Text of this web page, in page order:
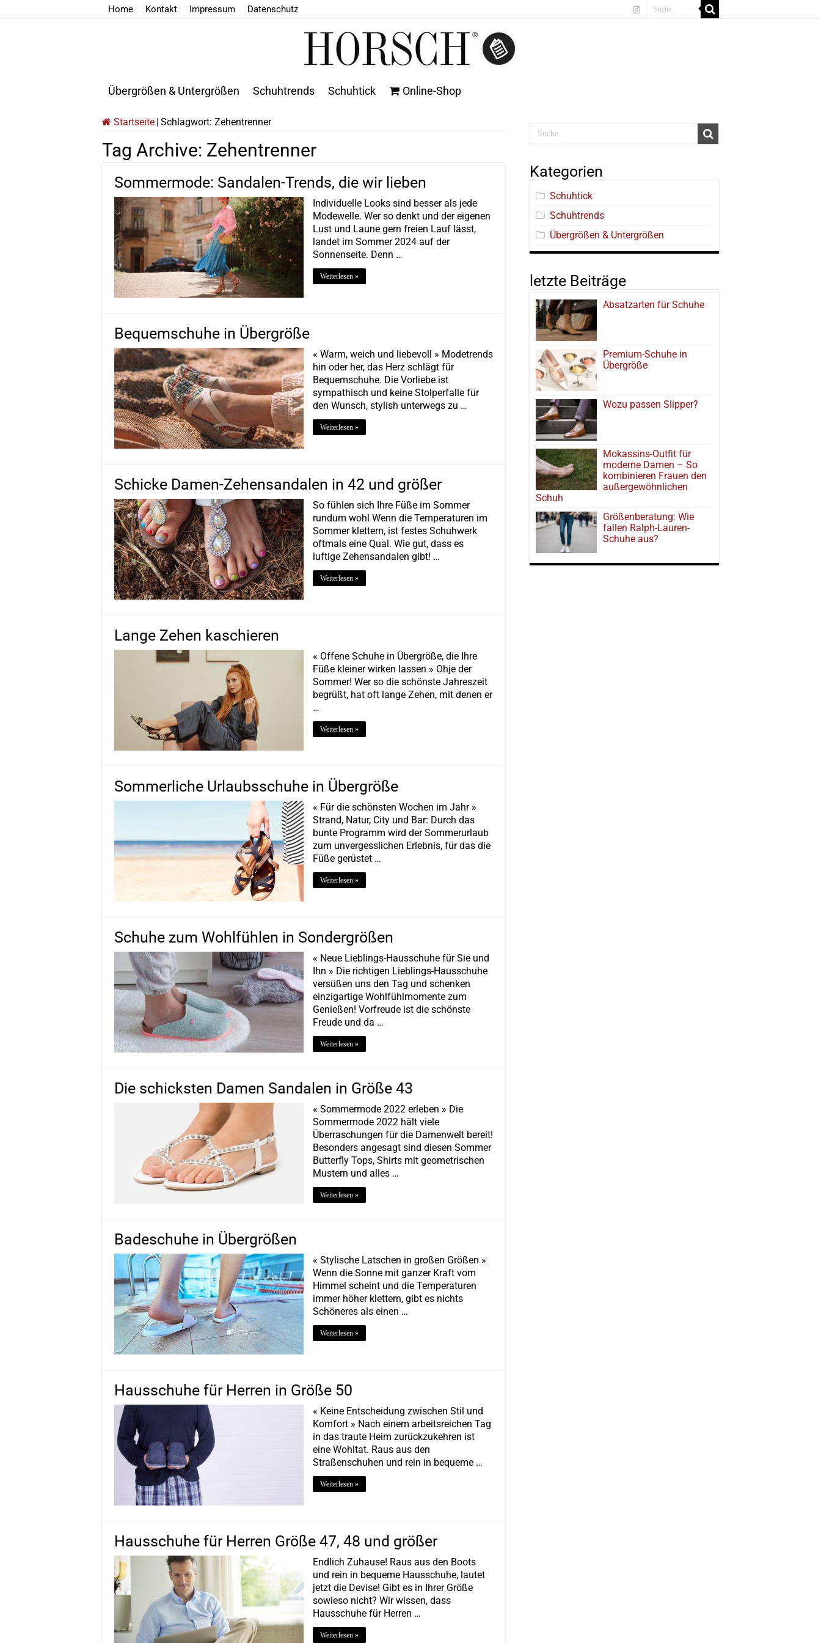
Home Kontakt Impressum Datenschutz
Übergrößen & Untergrößen Schuhtrends Schuhtick Online-Shop
Startseite Schlagwort: Zehentrenner
Tag Archive: Zehentrenner
Sommermode: Sandalen-Trends, die wir lieben
Individuelle Looks sind besser als jede
Modewelle. Wer so denkt und der eigenen
Lust und Laune gern freien Lauf lässt,
landet im Sommer 2024 auf der
Sonnenseite. Denn …
Weiterlesen »
Bequemschuhe in Übergröße
« Warm, weich und liebevoll » Modetrends
hin oder her, das Herz schlägt für
Bequemschuhe. Die Vorliebe ist
sympathisch und keine Stolperfalle für
den Wunsch, stylish unterwegs zu …
Weiterlesen »
Schicke Damen-Zehensandalen in 42 und größer
So fühlen sich Ihre Füße im Sommer
rundum wohl Wenn die Temperaturen im
Sommer klettern, ist festes Schuhwerk
oftmals eine Qual. Wie gut, dass es
luftige Zehensandalen gibt! …
Weiterlesen »
Lange Zehen kaschieren
« Offene Schuhe in Übergröße, die Ihre
Füße kleiner wirken lassen » Ohje der
Sommer! Wer so die schönste Jahreszeit
begrüßt, hat oft lange Zehen, mit denen er
…
Weiterlesen »
Sommerliche Urlaubsschuhe in Übergröße
« Für die schönsten Wochen im Jahr »
Strand, Natur, City und Bar: Durch das
bunte Programm wird der Sommerurlaub
zum unvergesslichen Erlebnis, für das die
Füße gerüstet …
Weiterlesen »
Schuhe zum Wohlfühlen in Sondergrößen
« Neue Lieblings-Hausschuhe für Sie und
Ihn » Die richtigen Lieblings-Hausschuhe
versüßen uns den Tag und schenken
einzigartige Wohlfühlmomente zum
Genießen! Vorfreude ist die schönste
Freude und da …
Weiterlesen »
Die schicksten Damen Sandalen in Größe 43
« Sommermode 2022 erleben » Die
Sommermode 2022 hält viele
Überraschungen für die Damenwelt bereit!
Besonders angesagt sind diesen Sommer
Butterfly Tops, Shirts mit geometrischen
Mustern und alles …
Weiterlesen »
Badeschuhe in Übergrößen
« Stylische Latschen in großen Größen »
Wenn die Sonne mit ganzer Kraft vom
Himmel scheint und die Temperaturen
immer höher klettern, gibt es nichts
Schöneres als einen …
Weiterlesen »
Hausschuhe für Herren in Größe 50
« Keine Entscheidung zwischen Stil und
Komfort » Nach einem arbeitsreichen Tag
in das traute Heim zurückzukehren ist
eine Wohltat. Raus aus den
Straßenschuhen und rein in bequeme …
Weiterlesen »
Hausschuhe für Herren Größe 47, 48 und größer
Endlich Zuhause! Raus aus den Boots
und rein in bequeme Hausschuhe, lautet
jetzt die Devise! Gibt es in Ihrer Größe
sowieso nicht? Wir wissen, dass
Hausschuhe für Herren …
Weiterlesen »
Kategorien
Schuhtick
Schuhtrends
Übergrößen & Untergrößen
letzte Beiträge
Absatzarten für Schuhe
Premium-Schuhe in
Übergröße
Wozu passen Slipper?
Mokassins-Outfit für
moderne Damen – So
kombinieren Frauen den
außergewöhnlichen
Schuh
Größenberatung: Wie
fallen Ralph-Lauren-
Schuhe aus?